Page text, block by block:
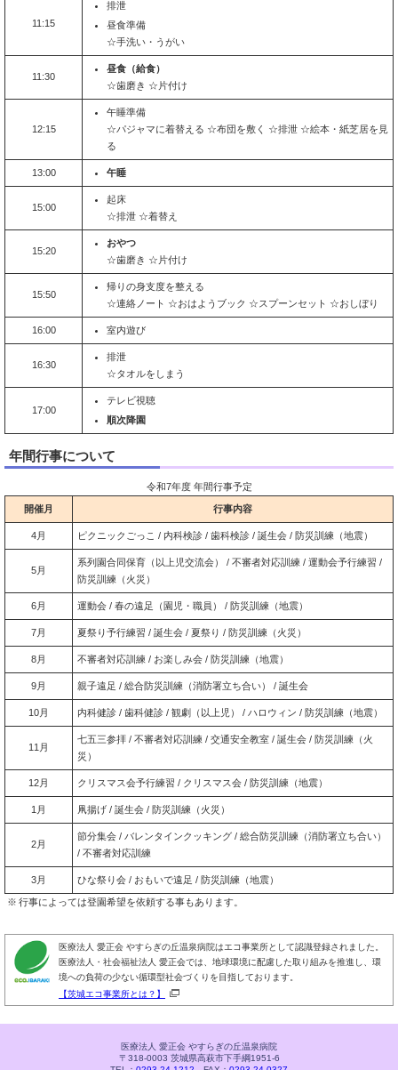
11:15
排泄
昼食準備
☆手洗い・うがい
11:30
昼食（給食）
☆歯磨き ☆片付け
12:15
午睡準備
☆パジャマに着替える ☆布団を敷く ☆排泄 ☆絵本・紙芝居を見
る
13:00 午睡
15:00
起床
☆排泄 ☆着替え
15:20
おやつ
☆歯磨き ☆片付け
15:50
帰りの身支度を整える
☆連絡ノート ☆おはようブック ☆スプーンセット ☆おしぼり
16:00 室内遊び
16:30
排泄
☆タオルをしまう
17:00
テレビ視聴
順次降園
年間行事について
令和7年度 年間行事予定
開催月 行事内容
4月 ピクニックごっこ / 内科検診 / 歯科検診 / 誕生会 / 防災訓練（地震）
5月
系列園合同保育（以上児交流会） / 不審者対応訓練 / 運動会予行練習 /
防災訓練（火災）
6月 運動会 / 春の遠足（園児・職員） / 防災訓練（地震）
7月 夏祭り予行練習 / 誕生会 / 夏祭り / 防災訓練（火災）
8月 不審者対応訓練 / お楽しみ会 / 防災訓練（地震）
9月 親子遠足 / 総合防災訓練（消防署立ち合い） / 誕生会
10月 内科健診 / 歯科健診 / 観劇（以上児） / ハロウィン / 防災訓練（地震）
11月
七五三参拝 / 不審者対応訓練 / 交通安全教室 / 誕生会 / 防災訓練（火
災）
12月 クリスマス会予行練習 / クリスマス会 / 防災訓練（地震）
1月 凧揚げ / 誕生会 / 防災訓練（火災）
2月
節分集会 / バレンタインクッキング / 総合防災訓練（消防署立ち合い）
/ 不審者対応訓練
3月 ひな祭り会 / おもいで遠足 / 防災訓練（地震）
※ 行事によっては登園希望を依頼する事もあります。
医療法人 愛正会 やすらぎの丘温泉病院はエコ事業所として認識登録されました。
医療法人・社会福祉法人 愛正会では、地球環境に配慮した取り組みを推進し、環
境への負荷の少ない循環型社会づくりを目指しております。
【茨城エコ事業所とは？】
医療法人 愛正会 やすらぎの丘温泉病院
〒318-0003 茨城県高萩市下手綱1951-6